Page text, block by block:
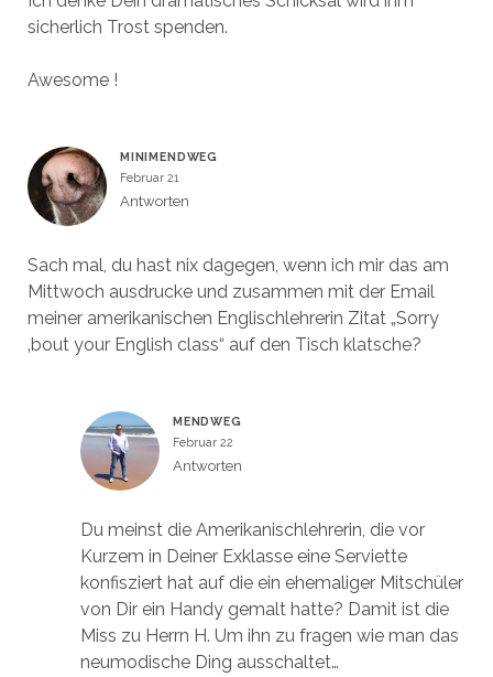
sicherlich Trost spenden.
Awesome !
MINIMENDWEG
Februar 21
Antworten
Sach mal, du hast nix dagegen, wenn ich mir das am
Mittwoch ausdrucke und zusammen mit der Email
meiner amerikanischen Englischlehrerin Zitat „Sorry
‚bout your English class“ auf den Tisch klatsche?
MENDWEG
Februar 22
Antworten
Du meinst die Amerikanischlehrerin, die vor
Kurzem in Deiner Exklasse eine Serviette
konfisziert hat auf die ein ehemaliger Mitschüler
von Dir ein Handy gemalt hatte? Damit ist die
Miss zu Herrn H. Um ihn zu fragen wie man das
neumodische Ding ausschaltet…